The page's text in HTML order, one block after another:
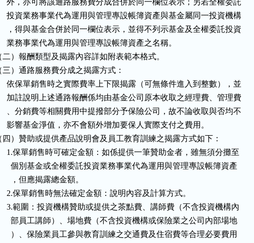
外，亦可將該通路服務費分成合併於同一欄位表示；另若全權委託
投資業務事業代為運用與管理專設帳簿資產與基金屬同一投資機構
，得與基金合併於同一欄位表示，並得不列示基金及全權委託投資
業務事業代為運用與管理專設帳簿資產之名稱。
二）報酬類型及揭露內容詳如附表範本格式。
三）通路服務費分成之揭露方式：
依保單銷售時之實際費率上下限揭露（可無條件進入到整數），並
加註說明上述通路報酬係均由基金公司原本收取之經理費、管理費
、分銷費等相關費用中提撥部分予保險公司，故不論收取與否均不
影響基金淨值，亦不會額外增加要保人實際支付之費用。
四）贊助或提供產品說明會及員工教育訓練之揭露方式如下：
1.保單銷售時可確定金額：如係提供一筆贊助金者，雖無須分攤至
個別基金或全權委託投資業務事業代為運用與管理專設帳簿資產
，但應揭露總金額。
2.保單銷售時無法確定金額：說明內容及計算方式。
3.範圍：投資機構贊助或提供之茶點費、講師費（不含投資機構內
部員工講師）、場地費（不含投資機構或保險業之公司內部場地
）、保險業員工參與教育訓練之交通費及住宿費等合理必要費用